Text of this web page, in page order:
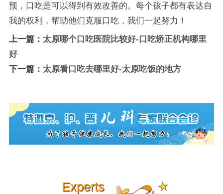
预，口吃是可以得到有效改善的。每个孩子都有表达自
我的权利，帮助他们克服口吃，我们一起努力！
上一篇： 太原哪个口吃医院比较好-口吃矫正机构哪里
好
下一篇： 太原看口吃去哪里好-太原吃饭的地方
Experts